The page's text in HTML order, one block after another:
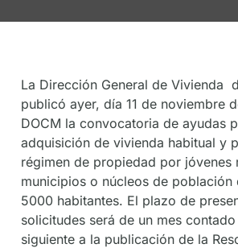
La Dirección General de Vivienda
publicó ayer, día 11 de noviembre
DOCM la convocatoria de ayudas
adquisición de vivienda habitual y
régimen de propiedad por jóvenes
municipios o núcleos de población
5000 habitantes. El plazo de
solicitudes será de un mes
siguiente a la publicación de la